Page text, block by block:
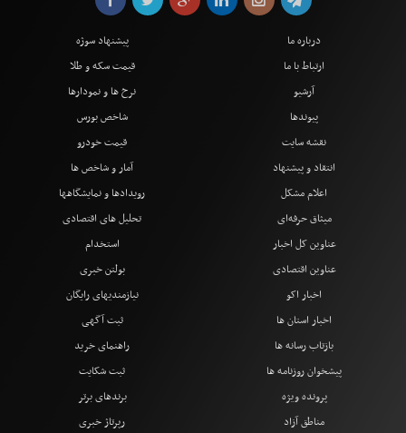
درباره ما
ارتباط با ما
آرشیو
پیوندها
نقشه سایت
انتقاد و پیشنهاد
اعلام مشکل
میثاق حرفه‌ای
پیشنهاد سوژه
قیمت سکه و طلا
نرخ ها و نمودارها
شاخص بورس
قیمت خودرو
آمار و شاخص ها
رویدادها و نمایشگاهها
تحلیل های اقتصادی
عناوین کل اخبار
عناوین اقتصادی
اخبار اکو
اخبار استان ها
بازتاب رسانه ها
پیشخوان روزنامه ها
پرونده ویژه
مناطق آزاد
استخدام
بولتن خبری
نیازمندیهای رایگان
ثبت آگهی
راهنمای خرید
ثبت شکایت
برندهای برتر
رپرتاژ خبری